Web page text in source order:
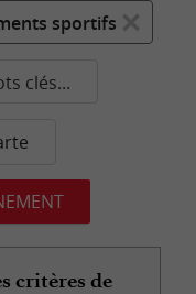
sportifs
clés...
critères de